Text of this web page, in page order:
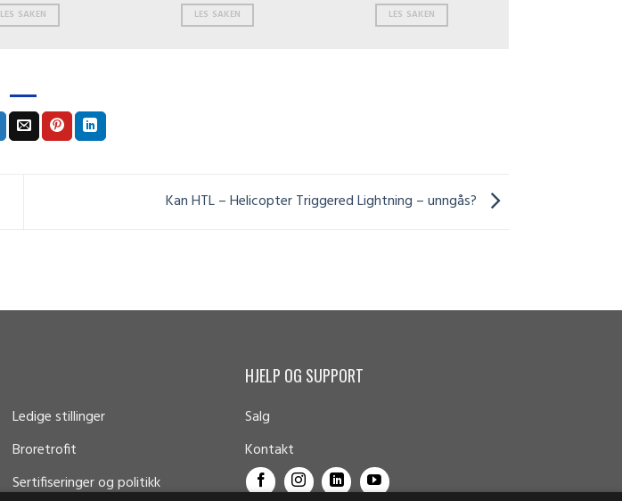
LES SAKEN LES SAKEN LES SAKEN
Kan HTL – Helicopter Triggered Lightning – unngås?
Ledige stillinger
Broretrofit
Sertifiseringer og politikk
HJELP OG SUPPORT
Salg
Kontakt